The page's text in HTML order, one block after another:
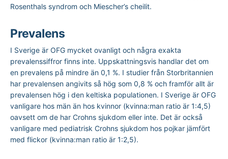
Rosenthals syndrom och Miescher’s cheilit.
Prevalens
I Sverige är OFG mycket ovanligt och några exakta
prevalenssiffror finns inte. Uppskattningsvis handlar det om
en prevalens på mindre än 0,1 %. I studier från Storbritannien
har prevalensen angivits så hög som 0,8 % och framför allt är
prevalensen hög i den keltiska populationen. I Sverige är OFG
vanligare hos män än hos kvinnor (kvinna:man ratio är 1:4,5)
oavsett om de har Crohns sjukdom eller inte. Det är också
vanligare med pediatrisk Crohns sjukdom hos pojkar jämfört
med flickor (kvinna:man ratio är 1:2,5).